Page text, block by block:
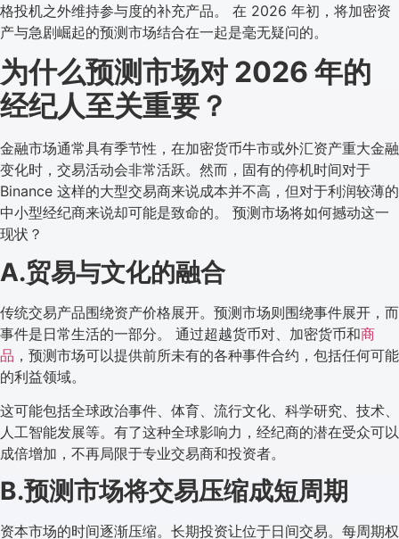
格投机之外维持参与度的补充产品。 在 2026 年初，将加密资
产与急剧崛起的预测市场结合在一起是毫无疑问的。
为什么预测市场对 2026 年的
经纪人至关重要？
金融市场通常具有季节性，在加密货币牛市或外汇资产重大金融
变化时，交易活动会非常活跃。然而，固有的停机时间对于
Binance 这样的大型交易商来说成本并不高，但对于利润较薄的
中小型经纪商来说却可能是致命的。 预测市场将如何撼动这一
现状？
A.贸易与文化的融合
传统交易产品围绕资产价格展开。预测市场则围绕事件展开，而
事件是日常生活的一部分。 通过超越货币对、加密货币和商
品 ，预测市场可以提供前所未有的各种事件合约，包括任何可能
的利益领域。
这可能包括全球政治事件、体育、流行文化、科学研究、技术、
人工智能发展等。有了这种全球影响力，经纪商的潜在受众可以
成倍增加，不再局限于专业交易商和投资者。
B.预测市场将交易压缩成短周期
资本市场的时间逐渐压缩。长期投资让位于日间交易。每周期权